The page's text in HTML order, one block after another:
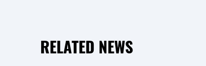
RELATED NEWS